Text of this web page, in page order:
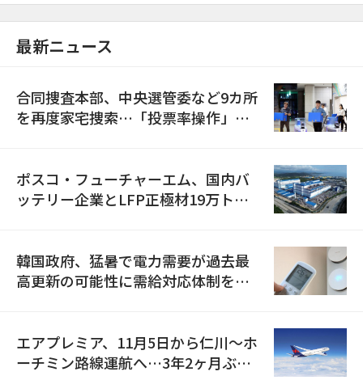
最新ニュース
合同捜査本部、中央選管委など9カ所
を再度家宅捜索…「投票率操作」の
ポスコ・フューチャーエム、国内バ
ッテリー企業とLFP正極材19万トン
韓国政府、猛暑で電力需要が過去最
高更新の可能性に需給対応体制を点
エアプレミア、11月5日から仁川〜ホ
ーチミン路線運航へ…3年2ヶ月ぶり